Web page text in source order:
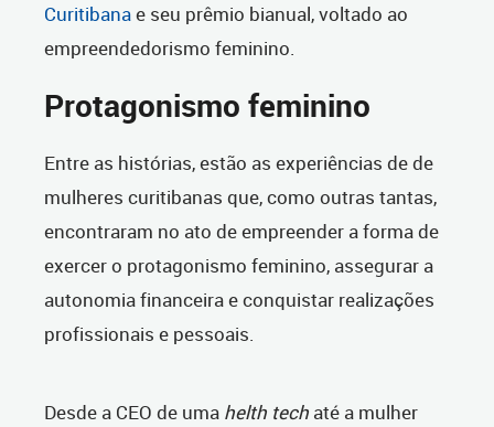
Curitibanae seu prêmio bianual, voltado ao
empreendedorismo feminino.
Protagonismo feminino
Entre as histórias, estão as experiências de de
mulheres curitibanas que, como outras tantas,
encontraram no ato de empreender a forma de
exercer o protagonismo feminino, assegurar a
autonomia financeira e conquistar realizações
profissionais e pessoais.
Desde a CEO de uma helth tech até a mulher